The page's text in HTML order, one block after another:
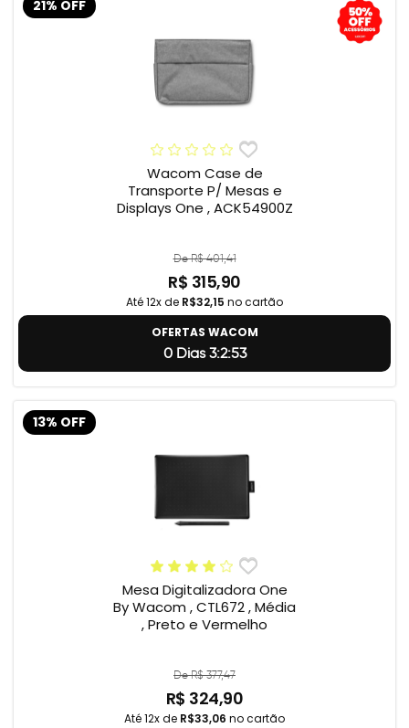
21% OFF
Wacom Case de
Transporte P/ Mesas e
Displays One , ACK54900Z
De R$ 401,41
R$ 315,90
Até 12x de R$32,15 no cartão
OFERTAS WACOM
0 Dias 3:2:52
13% OFF
Mesa Digitalizadora One
By Wacom , CTL672 , Média
, Preto e Vermelho
De R$ 377,47
R$ 324,90
Até 12x de R$33,06 no cartão